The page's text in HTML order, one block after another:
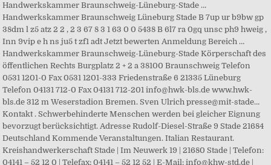
Handwerkskammer Braunschweig-Lüneburg-Stade …
Handwerkskammer Braunschweig Lüneburg Stade B 7up ur b9bw gp
38dm l z5 atz 2 2 , 2 3 67 8 3 1 63 0 0 5438 B 6l7 ra 0gq unsc ph9 hweig ,
Inn 9vip e h ns ju5 t zf1 adt Jetzt bewerten Anmeldung Bereich …
Handwerkskammer Braunschweig-Lüneburg-Stade Körperschaft des
öffentlichen Rechts Burgplatz 2 + 2 a 38100 Braunschweig Telefon
0531 1201-0 Fax 0531 1201-333 Friedenstraße 6 21335 Lüneburg
Telefon 04131 712-0 Fax 04131 712-201 info@hwk-bls.de www.hwk-
bls.de 312 m Weserstadion Bremen. Sven Ulrich presse@mit-stade…
Kontakt . Schwerbehinderte Menschen werden bei gleicher Eignung
bevorzugt berücksichtigt. Adresse Rudolf-Diesel-Straße 9 Stade 21684
Deutschland Kommende Veranstaltungen. Italian Restaurant.
Kreishandwerkerschaft Stade | Im Neuwerk 19 | 21680 Stade | Telefon:
04141 – 52 12 0 | Telefax: 04141 – 52 12 52 | E-Mail: info@khw-std.de |